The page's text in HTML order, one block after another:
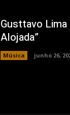
Gusttavo Lima
Alojada”
Música junho 26,